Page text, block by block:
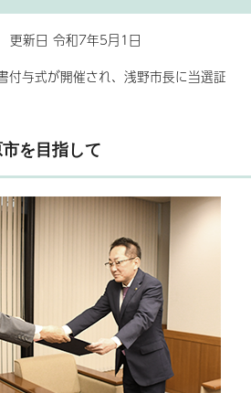
更新日 令和7年5月1日
付与式が開催され、浅野市長に当選証
を目指して